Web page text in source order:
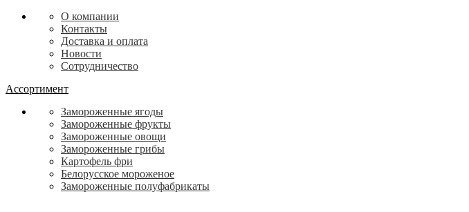
О компании
Контакты
Доставка и оплата
Новости
Сотрудничество
Ассортимент
Замороженные ягоды
Замороженные фрукты
Замороженные овощи
Замороженные грибы
Картофель фри
Белорусское мороженое
Замороженные полуфабрикаты